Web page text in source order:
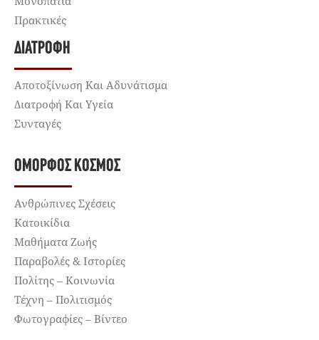
Πρακτικές
ΔΙΑΤΡΟΦΉ
Αποτοξίνωση Και Αδυνάτισμα
Διατροφή Και Υγεία
Συνταγές
ΌΜΟΡΦΟΣ ΚΌΣΜΟΣ
Ανθρώπινες Σχέσεις
Κατοικίδια
Μαθήματα Ζωής
Παραβολές & Ιστορίες
Πολίτης – Κοινωνία
Τέχνη – Πολιτισμός
Φωτογραφίες – Βίντεο